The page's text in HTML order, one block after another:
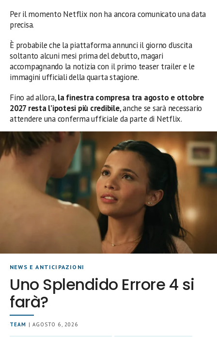
Per il momento Netflix non ha ancora comunicato una data
precisa.
È probabile che la piattaforma annunci il giorno d’uscita
soltanto alcuni mesi prima del debutto, magari
accompagnando la notizia con il primo teaser trailer e le
immagini ufficiali della quarta stagione.
Fino ad allora,la finestra compresa tra agosto e ottobre
2027 resta l’ipotesi più credibile, anche se sarà necessario
attendere una conferma ufficiale da parte di Netflix.
NEWS E ANTICIPAZIONI
Uno Splendido Errore 4 si
farà?
TEAM | AGOSTO 6, 2026